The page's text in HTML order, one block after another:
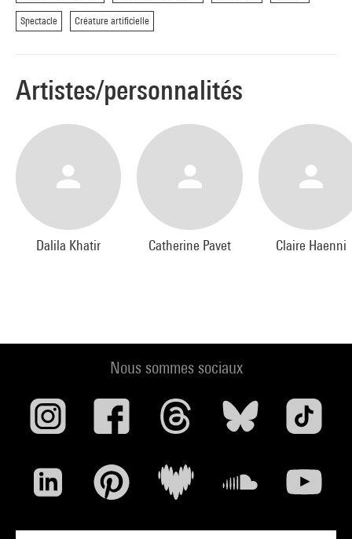
Spectacle Créature artificielle
Artistes/personnalités
Dalila Khatir Catherine Pavet Claire Haenni
Nous sommes sociaux